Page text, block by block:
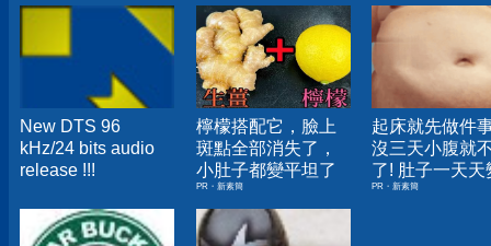
New DTS 96
kHz/24 bits audio
release !!!
檸檬搭配它，臉上
斑點全部消失了，
小肚子都變平坦了
PR・新素簡
起床就先做件
沒三天小腹就
了! 肚子一天天
小！
PR・新素簡